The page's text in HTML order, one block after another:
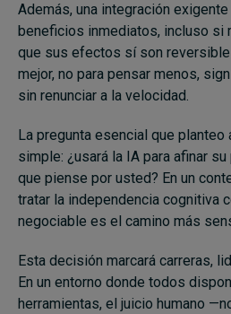
Además, una integración
beneficios inmediatos, incluso si
que sus efectos sí son
mejor, no para pensar menos,
sin renunciar a la velocidad.
La pregunta esencial que
simple: ¿usará la IA para afinar
que piense por usted? En un
tratar la independencia cognitiva
negociable es el camino más
Esta decisión marcará carreras,
En un entorno donde todos
herramientas, el juicio humano